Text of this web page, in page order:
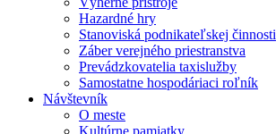
Hazardné hry
Stanoviská podnikateľskej činnosti
Záber verejného priestranstva
Prevádzkovatelia taxislužby
Samostatne hospodáriaci roľník
Návštevník
O meste
Kultúrne pamiatky